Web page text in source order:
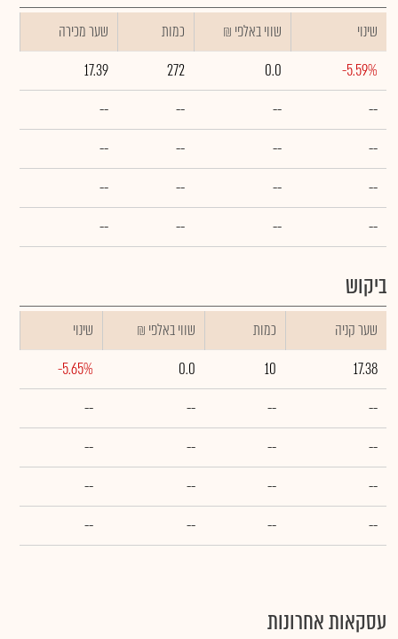
שינוי ₪ שווי באלפי כמות
שער מכירה
-5.59%
0.0
272
17.39
--
--
--
--
--
--
--
--
--
--
--
--
--
--
--
--
ביקוש
שער קניה כמות ₪ שווי באלפי
שינוי
17.38
10
0.0
-5.65%
--
--
--
--
--
--
--
--
--
--
--
--
--
--
--
--
עסקאות אחרונות